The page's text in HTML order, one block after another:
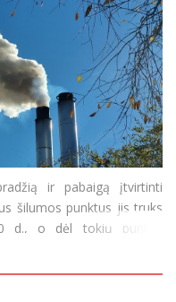
ir pabaigą įtvirtinti
šilumos punktus jis truks
d., o dėl tokių punktų
kaip ir anksčiau galės